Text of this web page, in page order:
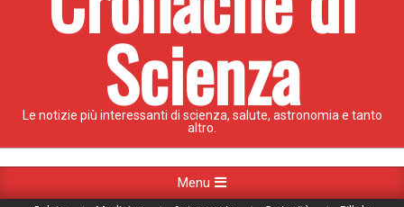
Scienza
Le notizie più interessanti di scienza, salute, astronomia e tanto
altro.
Navigation
Menu